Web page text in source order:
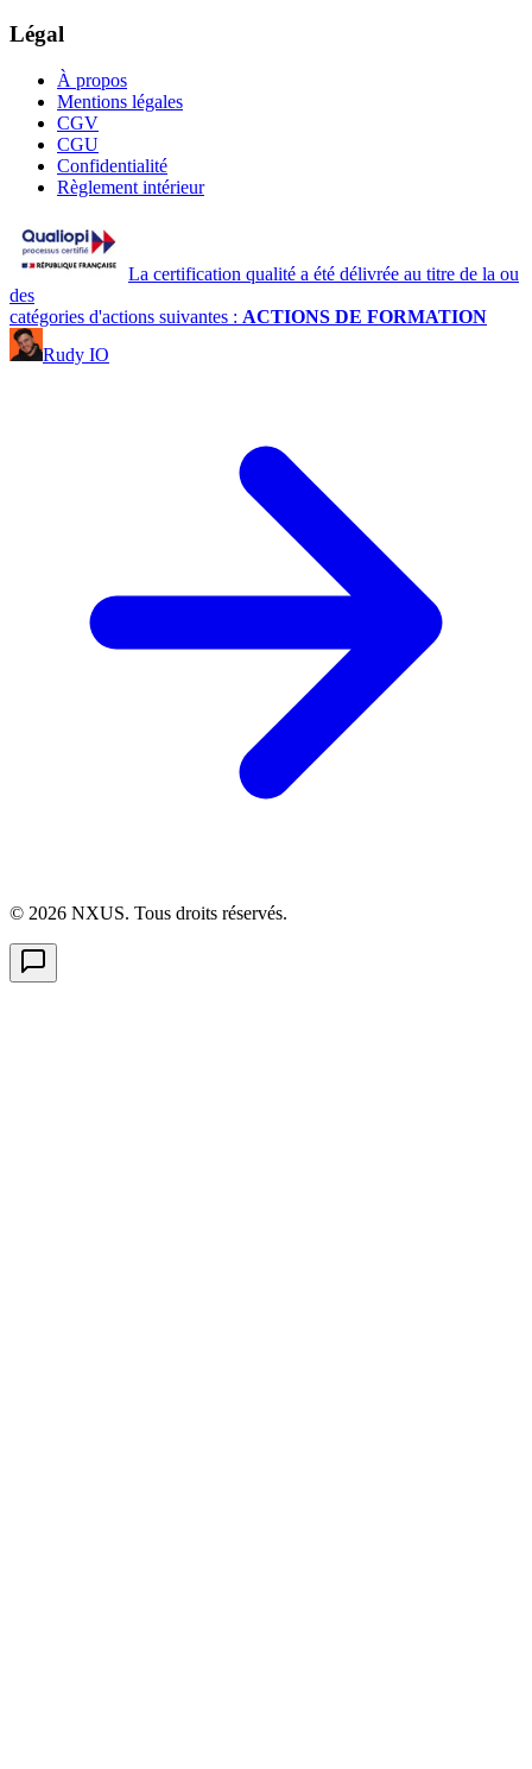
Légal
À propos
Mentions légales
CGV
CGU
Confidentialité
Règlement intérieur
La certification qualité a été délivrée au titre de la ou
des
catégories d'actions suivantes : ACTIONS DE FORMATION
Rudy IO
© 2026 NXUS. Tous droits réservés.